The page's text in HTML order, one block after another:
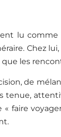
lu
Chez
que les
de
tenue,
« faire